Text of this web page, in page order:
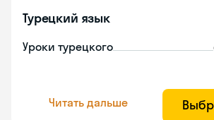
Турецкий язык
Уроки турецкого
Читать дальше